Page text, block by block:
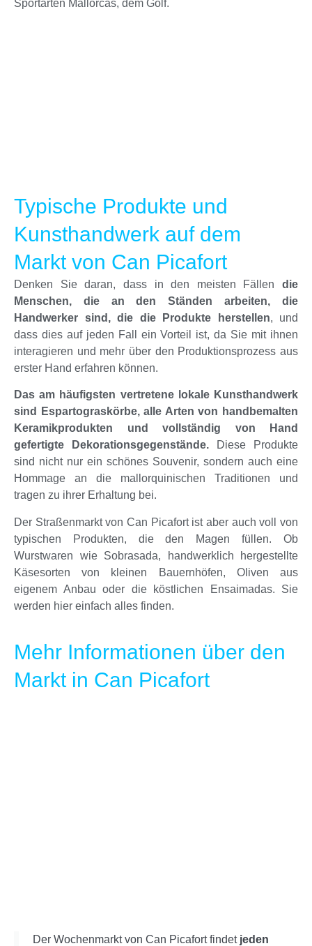
Sportarten Mallorcas, dem Golf.
Typische Produkte und
Kunsthandwerk auf dem
Markt von Can Picafort
Denken Sie daran, dass in den meisten Fällen die
Menschen, die an den Ständen arbeiten, die
Handwerker sind, die die Produkte herstellen, und
dass dies auf jeden Fall ein Vorteil ist, da Sie mit ihnen
interagieren und mehr über den Produktionsprozess aus
erster Hand erfahren können.
Das am häufigsten vertretene lokale Kunsthandwerk
sind Espartograskörbe, alle Arten von handbemalten
Keramikprodukten und vollständig von Hand
gefertigte Dekorationsgegenstände. Diese Produkte
sind nicht nur ein schönes Souvenir, sondern auch eine
Hommage an die mallorquinischen Traditionen und
tragen zu ihrer Erhaltung bei.
Der Straßenmarkt von Can Picafort ist aber auch voll von
typischen Produkten, die den Magen füllen. Ob
Wurstwaren wie Sobrasada, handwerklich hergestellte
Käsesorten von kleinen Bauernhöfen, Oliven aus
eigenem Anbau oder die köstlichen Ensaimadas. Sie
werden hier einfach alles finden.
Mehr Informationen über den
Markt in Can Picafort
Der Wochenmarkt von Can Picafort findet jeden